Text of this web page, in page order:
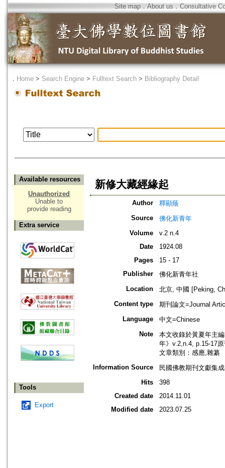
Site map．About us ． Consultative
． Home > Search Engine > Fulltext Search > Bibliography Detail
Available resources
Unauthorized
Unable to
provide reading
Extra service
Tools
Export
新修大藏經緣起
Author
釋顯蔭
Source
佛化新青年
Volume
v.2 n.4
Date
1924.08
Pages
15 - 17
Publisher
佛化新青年社
Location
北京, 中國 [Peking,
Content type
期刊論文=Journal
Language
中文=Chinese
Note
本文收錄於黃夏年主
年》v.2,n.4, p.15-17
文章類別：感應,雜纂
Information Source
民國佛教期刊文獻集
Hits
398
Created date
2014.11.01
Modified date
2023.07.25